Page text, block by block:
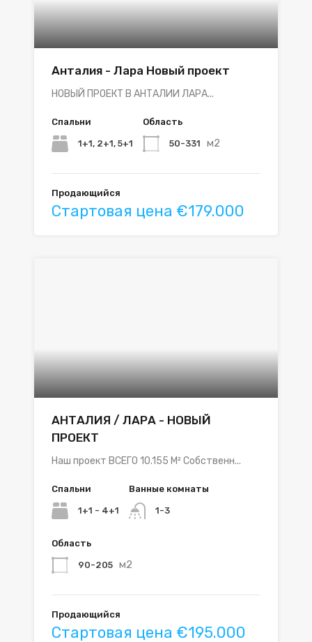
Анталия - Лара Новый проект
НОВЫЙ ПРОЕКТ В АНТАЛИИ ЛАРА...
Спальни
1+1, 2+1, 5+1
Область
50-331 м2
Продающийся
Стартовая цена €179.000
АНТАЛИЯ / ЛАРА - НОВЫЙ
ПРОЕКТ
Наш проект ВСЕГО 10.155 M² Собственн...
Спальни
1+1 - 4+1
Ванные комнаты
1-3
Область
90-205 м2
Продающийся
Стартовая цена €195.000